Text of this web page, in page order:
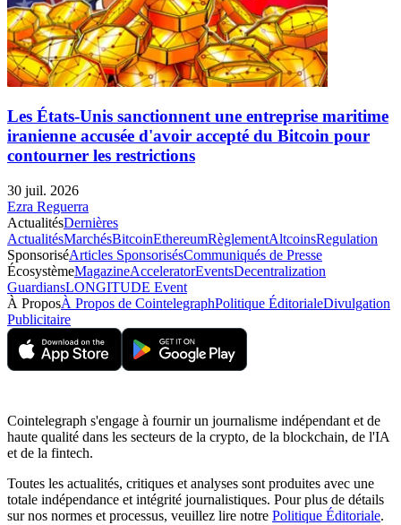
Les États-Unis sanctionnent une entreprise maritime
iranienne accusée d'avoir accepté du Bitcoin pour
contourner les restrictions
30 juil. 2026
Ezra Reguerra
ActualitésDernières
ActualitésMarchésBitcoinEthereumRèglementAltcoinsRegulation
SponsoriséArticles SponsorisésCommuniqués de Presse
ÉcosystèmeMagazineAcceleratorEventsDecentralization
GuardiansLONGITUDE Event
À ProposÀ Propos de CointelegraphPolitique ÉditorialeDivulgation
Publicitaire
Cointelegraph s'engage à fournir un journalisme indépendant et de
haute qualité dans les secteurs de la crypto, de la blockchain, de l'IA
et de la fintech.
Toutes les actualités, critiques et analyses sont produites avec une
totale indépendance et intégrité journalistiques. Pour plus de détails
sur nos normes et processus, veuillez lire notre Politique Éditoriale.